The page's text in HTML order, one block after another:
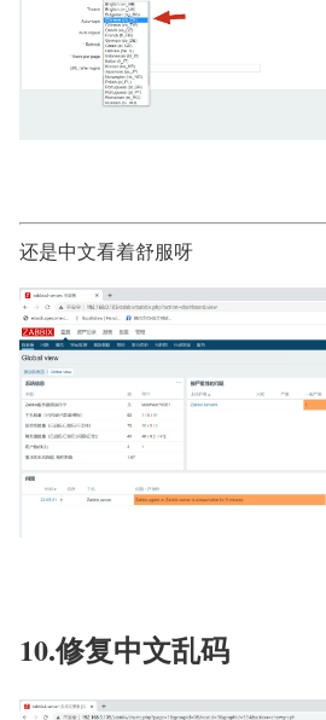
还是中文看着舒服呀
10.修复中文乱码